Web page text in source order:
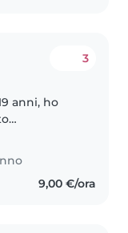
3
anni, ho
anni fa. Ho
in asili9,00 €/ora